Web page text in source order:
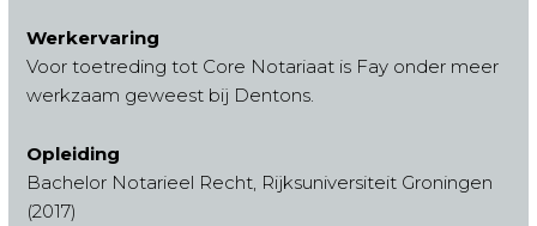
Werkervaring
Voor toetreding tot Core Notariaat is Fay onder meer
werkzaam geweest bij Dentons.
Opleiding
Bachelor Notarieel Recht, Rijksuniversiteit Groningen
(2017)